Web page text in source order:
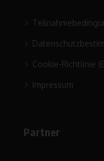
Cookie-Richtlinie
Impressum
Partner